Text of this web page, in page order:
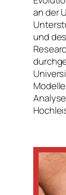
an der
und